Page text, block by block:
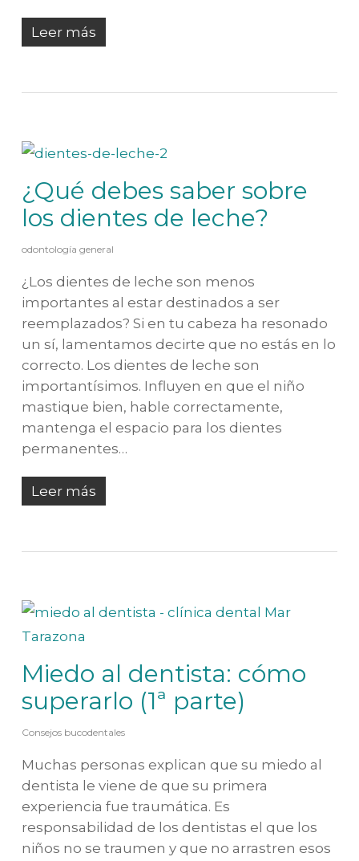
Leer más
¿Qué debes saber sobre
los dientes de leche?
odontología general
¿Los dientes de leche son menos
importantes al estar destinados a ser
reemplazados? Si en tu cabeza ha resonado
un sí, lamentamos decirte que no estás en lo
correcto. Los dientes de leche son
importantísimos. Influyen en que el niño
mastique bien, hable correctamente,
mantenga el espacio para los dientes
permanentes…
Leer más
Miedo al dentista: cómo
superarlo (1ª parte)
Consejos bucodentales
Muchas personas explican que su miedo al
dentista le viene de que su primera
experiencia fue traumática. Es
responsabilidad de los dentistas el que los
niños no se traumen y que no arrastren esos